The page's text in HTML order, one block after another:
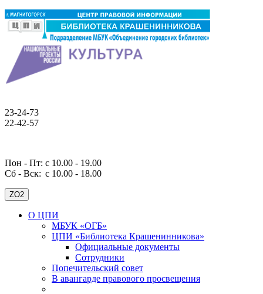
23-24-73
22-42-57
Пон - Пт: с 10.00 - 19.00
Сб - Вск: с 10.00 - 18.00
ZO2
О ЦПИ
МБУК «ОГБ»
ЦПИ «Библиотека Крашенинникова»
Официальные документы
Сотрудники
Попечительский совет
В авангарде правового просвещения